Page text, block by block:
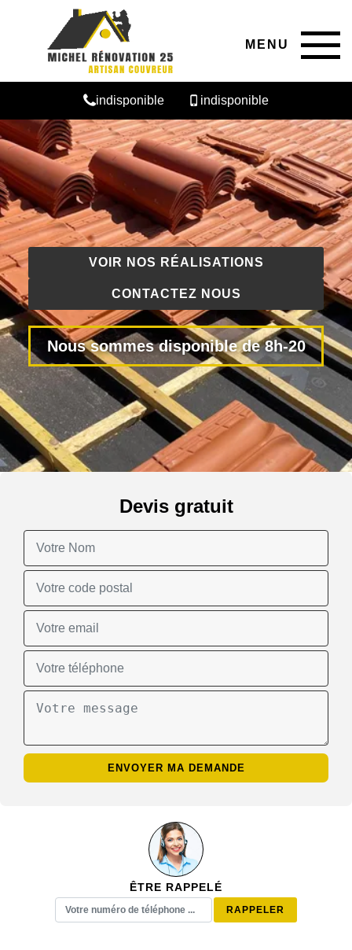
MENU
indisponible indisponible
VOIR NOS RÉALISATIONS
CONTACTEZ NOUS
Nous sommes disponible de 8h-20
Devis gratuit
ÊTRE RAPPELÉ